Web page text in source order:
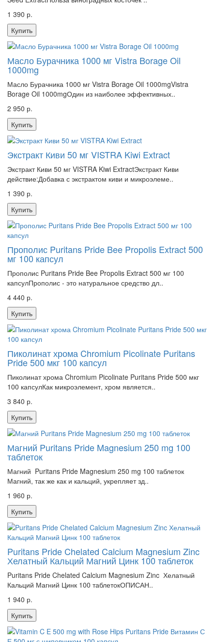
1 390 р.
Купить
Масло Бурачника 1000 мг Vistra Borage Oil
1000mg
Масло Бурачника 1000 мг Vistra Borage Oil 1000mgVistra
Borage Oil 1000mgОдин из наиболее эффективных..
2 950 р.
Купить
Экстракт Киви 50 мг VISTRA Kiwi Extract
Экстракт Киви 50 мг VISTRA Kiwi ExtractЭкстракт Киви
действие:Добавка с экстрактом киви и микроэлеме..
1 390 р.
Купить
Прополис Puritans Pride Bee Propolis Extract 500
мг 100 капсул
Прополис Puritans Pride Bee Propolis Extract 500 мг 100
капсулПрополис - это натуральное средство дл..
4 440 р.
Купить
Пиколинат хрома Chromium Picolinate Puritans
Pride 500 мкг 100 капсул
Пиколинат хрома Chromium Picolinate Puritans Pride 500 мкг
100 капсулКак микроэлемент, хром является..
3 840 р.
Купить
Магний Puritans Pride Magnesium 250 mg 100
таблеток
Магний Puritans Pride Magnesium 250 mg 100 таблеток
Магний, так же как и кальций, укрепляет зд..
1 960 р.
Купить
Puritans Pride Chelated Calcium Magnesium Zinc
Хелатный Кальций Магний Цинк 100 таблеток
Puritans Pride Chelated Calcium Magnesium Zinc Хелатный
Кальций Магний Цинк 100 таблетокОПИСАН..
1 940 р.
Купить